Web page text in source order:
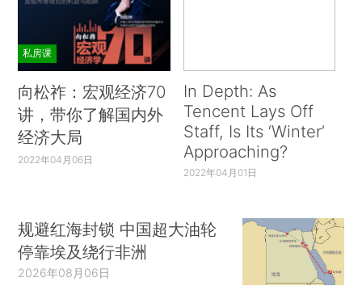
私房课
向松祚：宏观经济70
讲，带你了解国内外
经济大局
2022年04月06日
In Depth: As
Tencent Lays Off
Staff, Is Its ‘Winter’
Approaching?
2022年04月01日
规避红海封锁 中国超大油轮
停靠埃及绕行非洲
2026年08月06日